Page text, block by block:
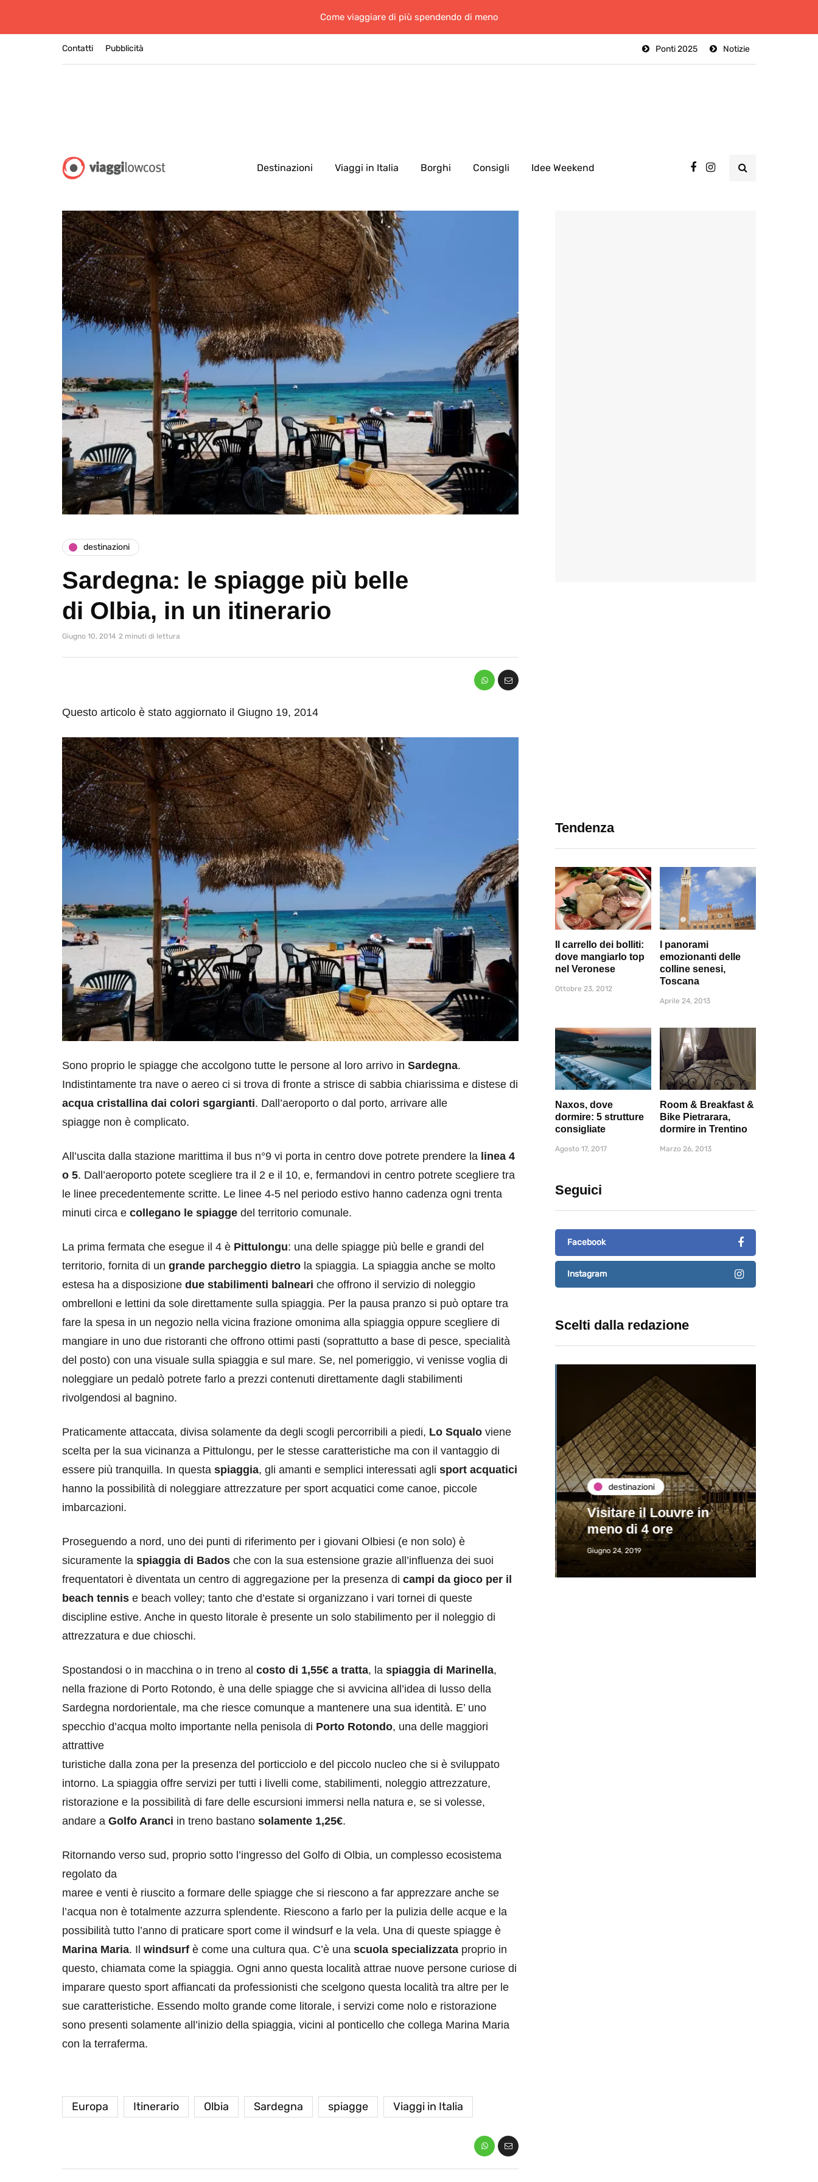
Come viaggiare di più spendendo di meno
Contatti Notizie
Ponti 2025
Pubblicità
Destinazioni Viaggi in Italia Borghi Consigli Idee Weekend
destinazioni
Sardegna: le spiagge più belle
di Olbia, in un itinerario
Giugno 10, 2014 2 minuti di lettura
Questo articolo è stato aggiornato il Giugno 19, 2014
Sono proprio le spiagge che accolgono tutte le persone al loro arrivo in Sardegna.
Indistintamente tra nave o aereo ci si trova di fronte a strisce di sabbia chiarissima e distese di
acqua cristallina dai colori sgargianti. Dall’aeroporto o dal porto, arrivare alle
spiagge non è complicato.
All’uscita dalla stazione marittima il bus n°9 vi porta in centro dove potrete prendere la linea 4
o 5. Dall’aeroporto potete scegliere tra il 2 e il 10, e, fermandovi in centro potrete scegliere tra
le linee precedentemente scritte. Le linee 4-5 nel periodo estivo hanno cadenza ogni trenta
minuti circa e collegano le spiagge del territorio comunale.
La prima fermata che esegue il 4 è Pittulongu: una delle spiagge più belle e grandi del
territorio, fornita di un grande parcheggio dietro la spiaggia. La spiaggia anche se molto
estesa ha a disposizione due stabilimenti balneari che offrono il servizio di noleggio
ombrelloni e lettini da sole direttamente sulla spiaggia. Per la pausa pranzo si può optare tra
fare la spesa in un negozio nella vicina frazione omonima alla spiaggia oppure scegliere di
mangiare in uno due ristoranti che offrono ottimi pasti (soprattutto a base di pesce, specialità
del posto) con una visuale sulla spiaggia e sul mare. Se, nel pomeriggio, vi venisse voglia di
noleggiare un pedalò potrete farlo a prezzi contenuti direttamente dagli stabilimenti
rivolgendosi al bagnino.
Praticamente attaccata, divisa solamente da degli scogli percorribili a piedi, Lo Squalo viene
scelta per la sua vicinanza a Pittulongu, per le stesse caratteristiche ma con il vantaggio di
essere più tranquilla. In questa spiaggia, gli amanti e semplici interessati agli sport acquatici
hanno la possibilità di noleggiare attrezzature per sport acquatici come canoe, piccole
imbarcazioni.
Proseguendo a nord, uno dei punti di riferimento per i giovani Olbiesi (e non solo) è
sicuramente la spiaggia di Bados che con la sua estensione grazie all’influenza dei suoi
frequentatori è diventata un centro di aggregazione per la presenza di campi da gioco per il
beach tennis e beach volley; tanto che d’estate si organizzano i vari tornei di queste
discipline estive. Anche in questo litorale è presente un solo stabilimento per il noleggio di
attrezzatura e due chioschi.
Spostandosi o in macchina o in treno al costo di 1,55€ a tratta, la spiaggia di Marinella,
nella frazione di Porto Rotondo, è una delle spiagge che si avvicina all’idea di lusso della
Sardegna nordorientale, ma che riesce comunque a mantenere una sua identità. E’ uno
specchio d’acqua molto importante nella penisola di Porto Rotondo, una delle maggiori
attrattive
turistiche dalla zona per la presenza del porticciolo e del piccolo nucleo che si è sviluppato
intorno. La spiaggia offre servizi per tutti i livelli come, stabilimenti, noleggio attrezzature,
ristorazione e la possibilità di fare delle escursioni immersi nella natura e, se si volesse,
andare a Golfo Aranci in treno bastano solamente 1,25€.
Ritornando verso sud, proprio sotto l’ingresso del Golfo di Olbia, un complesso ecosistema
regolato da
maree e venti è riuscito a formare delle spiagge che si riescono a far apprezzare anche se
l’acqua non è totalmente azzurra splendente. Riescono a farlo per la pulizia delle acque e la
possibilità tutto l’anno di praticare sport come il windsurf e la vela. Una di queste spiagge è
Marina Maria. Il windsurf è come una cultura qua. C’è una scuola specializzata proprio in
questo, chiamata come la spiaggia. Ogni anno questa località attrae nuove persone curiose di
imparare questo sport affiancati da professionisti che scelgono questa località tra altre per le
sue caratteristiche. Essendo molto grande come litorale, i servizi come nolo e ristorazione
sono presenti solamente all’inizio della spiaggia, vicini al ponticello che collega Marina Maria
con la terraferma.
Europa Itinerario Olbia Sardegna spiagge Viaggi in Italia
Tendenza
Il carrello dei bolliti:
dove mangiarlo top
nel Veronese
Ottobre 23, 2012
I panorami
emozionanti delle
colline senesi,
Toscana
Aprile 24, 2013
Naxos, dove
dormire: 5 strutture
consigliate
Agosto 17, 2017
Room & Breakfast &
Bike Pietrarara,
dormire in Trentino
Marzo 26, 2013
Seguici
Facebook
Instagram
Scelti dalla redazione
il Louvre in
destinazioni eventi destinazioni
Visitare il Louvre in
meno di 4 ore
Giugno 24, 2019